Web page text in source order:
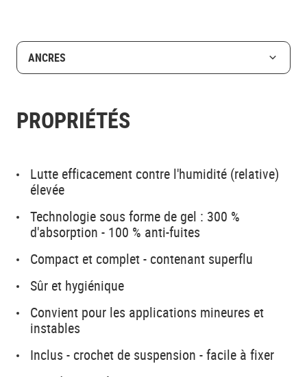
ANCRES
PROPRIÉTÉS
Lutte efficacement contre l'humidité (relative)
élevée
Technologie sous forme de gel : 300 %
d'absorption - 100 % anti-fuites
Compact et complet - contenant superflu
Sûr et hygiénique
Convient pour les applications mineures et
instables
Inclus - crochet de suspension - facile à fixer